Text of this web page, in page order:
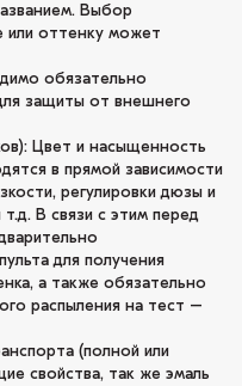
Выбор
или оттенку может
обязательно
защиты от внешнего
Цвет и насыщенность
в прямой зависимости
регулировки дюзы и
т.д. В связи с этим перед
для получения
а также обязательно
распыления на тест –
(полной или
свойства, так же эмаль